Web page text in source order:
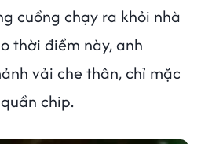
cuồng chạy ra khỏi nhà
thời điểm này, anh
vải che thân, chỉ mặc
chip.